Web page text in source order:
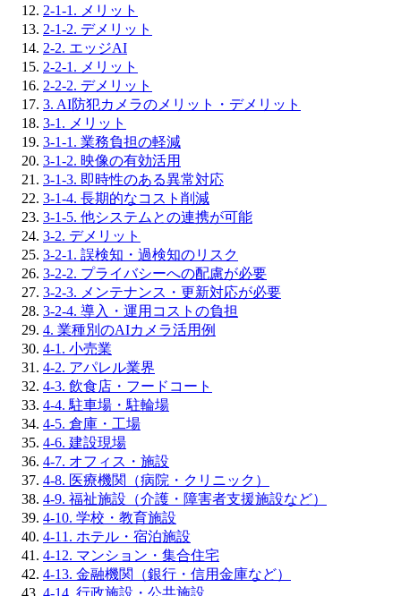
2-1-1. メリット
2-1-2. デメリット
2-2. エッジAI
2-2-1. メリット
2-2-2. デメリット
3. AI防犯カメラのメリット・デメリット
3-1. メリット
3-1-1. 業務負担の軽減
3-1-2. 映像の有効活用
3-1-3. 即時性のある異常対応
3-1-4. 長期的なコスト削減
3-1-5. 他システムとの連携が可能
3-2. デメリット
3-2-1. 誤検知・過検知のリスク
3-2-2. プライバシーへの配慮が必要
3-2-3. メンテナンス・更新対応が必要
3-2-4. 導入・運用コストの負担
4. 業種別のAIカメラ活用例
4-1. 小売業
4-2. アパレル業界
4-3. 飲食店・フードコート
4-4. 駐車場・駐輪場
4-5. 倉庫・工場
4-6. 建設現場
4-7. オフィス・施設
4-8. 医療機関（病院・クリニック）
4-9. 福祉施設（介護・障害者支援施設など）
4-10. 学校・教育施設
4-11. ホテル・宿泊施設
4-12. マンション・集合住宅
4-13. 金融機関（銀行・信用金庫など）
4-14. 行政施設・公共施設